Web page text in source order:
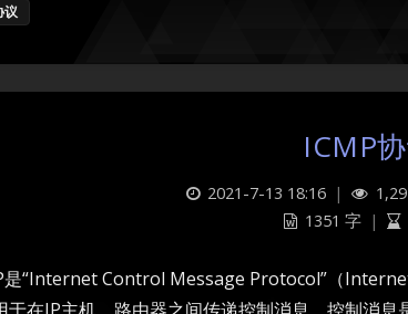
议
ICMP
2021-7-13 18:16 |
1351 字 |
是“Internet Control Message Protocol”（